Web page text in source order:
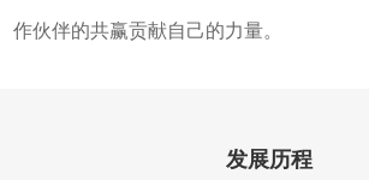
作伙伴的共赢贡献自己的力量。
发展历程